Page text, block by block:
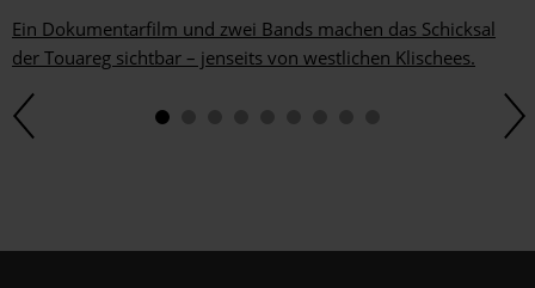
Ein Dokumentarfilm und zwei Bands machen das Schicksal
der Touareg sichtbar – jenseits von westlichen Klischees.